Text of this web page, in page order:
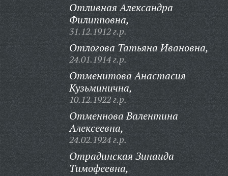
Отливная Александра
Филипповна,
31.12.1912 г.р.
Отлогова Татьяна Ивановна,
24.01.1914 г.р.
Отменитова Анастасия
Кузьминична,
10.12.1922 г.р.
Отменнова Валентина
Алексеевна,
24.02.1924 г.р.
Отрадинская Зинаида
Тимофеевна,